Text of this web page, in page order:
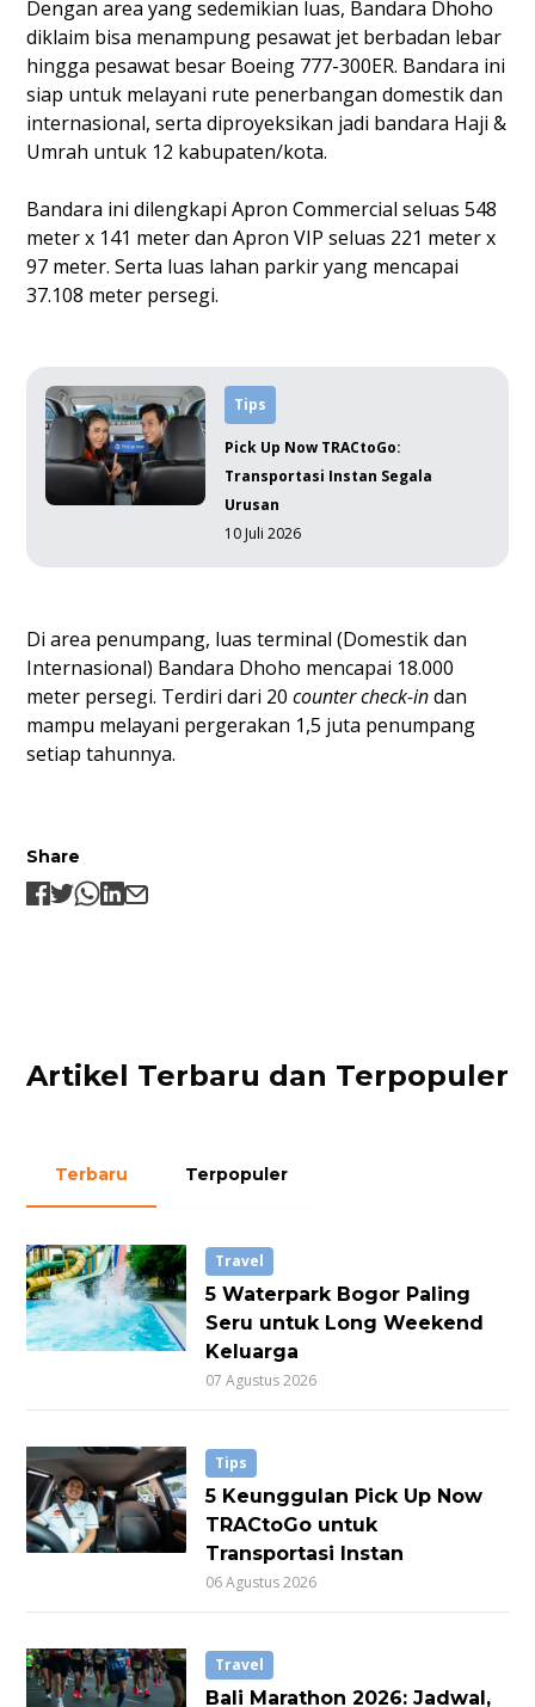
Dengan area yang sedemikian luas, Bandara Dhoho
diklaim bisa menampung pesawat jet berbadan lebar
hingga pesawat besar Boeing 777-300ER. Bandara ini
siap untuk melayani rute penerbangan domestik dan
internasional, serta diproyeksikan jadi bandara Haji &
Umrah untuk 12 kabupaten/kota.
Bandara ini dilengkapi Apron Commercial seluas 548
meter x 141 meter dan Apron VIP seluas 221 meter x
97 meter. Serta luas lahan parkir yang mencapai
37.108 meter persegi.
Tips
Pick Up Now TRACtoGo:
Transportasi Instan Segala
Urusan
10 Juli 2026
Di area penumpang, luas terminal (Domestik dan
Internasional) Bandara Dhoho mencapai 18.000
meter persegi. Terdiri dari 20 counter check-indan
mampu melayani pergerakan 1,5 juta penumpang
setiap tahunnya.
Share
Artikel Terbaru dan Terpopuler
Terbaru Terpopuler
Travel
5 Waterpark Bogor Paling
Seru untuk Long Weekend
Keluarga
07 Agustus 2026
Tips
5 Keunggulan Pick Up Now
TRACtoGo untuk
Transportasi Instan
06 Agustus 2026
Travel
Bali Marathon 2026: Jadwal,